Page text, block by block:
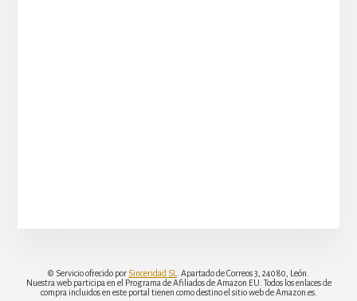
© Servicio ofrecido por Sinceridad SL. Apartado de Correos 3, 24080, León.
Nuestra web participa en el Programa de Afiliados de Amazon EU. Todos los enlaces de
compra incluidos en este portal tienen como destino el sitio web de Amazon.es.